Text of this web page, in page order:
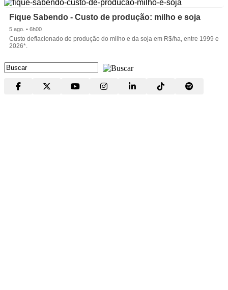
Fique Sabendo - Custo de produção: milho e soja
5 ago. • 6h00
Custo deflacionado de produção do milho e da soja em R$/ha, entre 1999 e
2026*.